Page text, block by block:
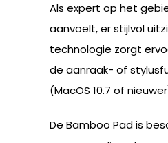
Als expert op het
aanvoelt, er stijlvol
technologie zorgt
de aanraak- of
(MacOS 10.7 of
De Bamboo Pad is